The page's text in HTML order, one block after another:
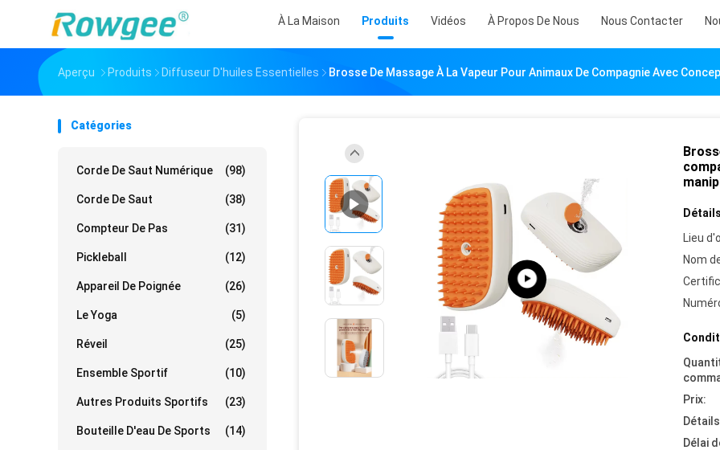
À La Maison Produits Vidéos À Propos De Nous Nous Contacter
Aperçu Produits Diffuseur D'huiles Essentielles Brosse De Massage À La Vapeur Pour Animaux De Compagnie Avec
Catégories
Corde De Saut Numérique (98)
Corde De Saut (38)
Compteur De Pas (31)
Pickleball (12)
Appareil De Poignée (26)
Le Yoga (5)
Réveil (25)
Ensemble Sportif (10)
Autres Produits Sportifs (23)
Bouteille D'eau De Sports (14)
Lieu
Nom
Prix:
Délai